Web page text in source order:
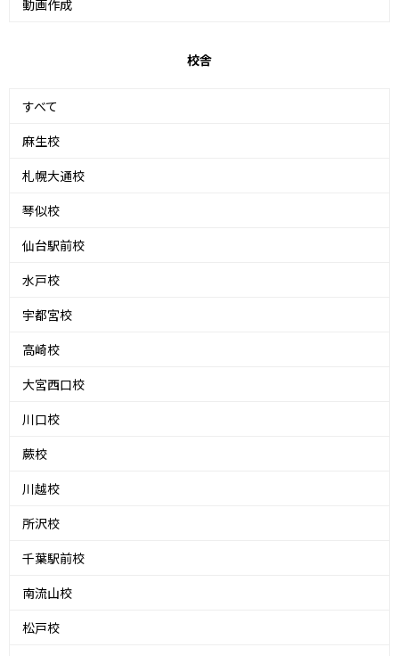
動画作成
校舎
すべて
麻生校
札幌大通校
琴似校
仙台駅前校
水戸校
宇都宮校
高崎校
大宮西口校
川口校
蕨校
川越校
所沢校
千葉駅前校
南流山校
松戸校